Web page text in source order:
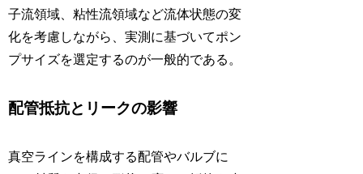
子流領域、粘性流領域など流体状態の変
化を考慮しながら、実測に基づいてポン
プサイズを選定するのが一般的である。
配管抵抗とリークの影響
真空ラインを構成する配管やバルブに